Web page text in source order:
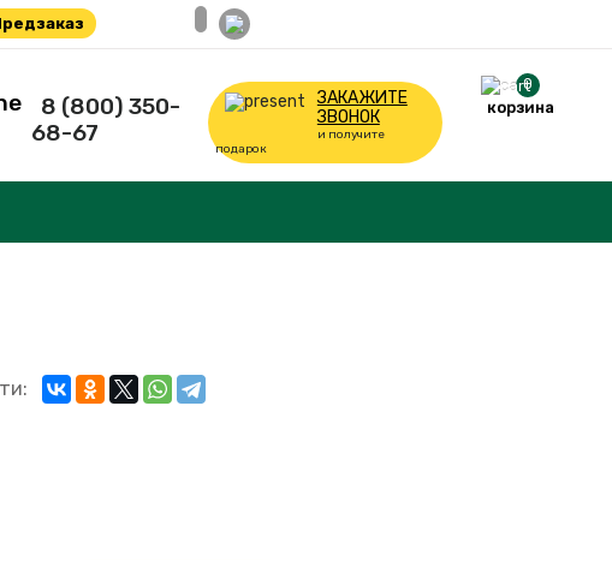
8 (800) 350-
68-67
ЗАКАЖИТЕ
ЗВОНОК
и получите
подарок
0
корзина